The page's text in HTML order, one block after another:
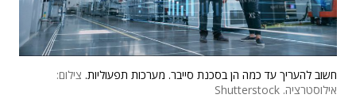
חשוב להעריך עד כמה הן בסכנת סייבר. מערכות תפעוליות. צילום:
אילוסטרציה. Shutterstock